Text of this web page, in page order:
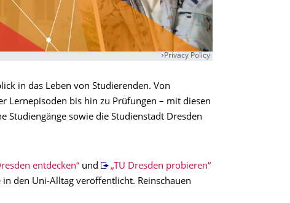
Privacy Policy
in das Leben von Studierenden. Von
Lernepisoden bis hin zu Prüfungen – mit diesen
Studiengänge sowie die Studienstadt Dresden
entdecken“und
„TU Dresden probieren“
den Uni-Alltag veröffentlicht. Reinschauen